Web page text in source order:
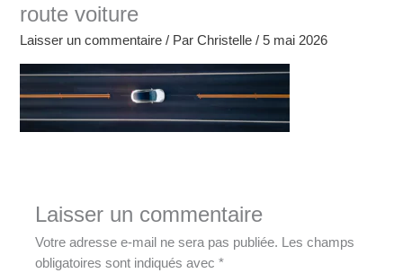
route voiture
Laisser un commentaire / ParChristelle/5 mai 2026
Laisser un commentaire
Votre adresse e-mail ne sera pas publiée. Les champs
obligatoires sont indiqués avec*